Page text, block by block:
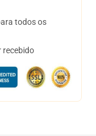
todos os
recebido